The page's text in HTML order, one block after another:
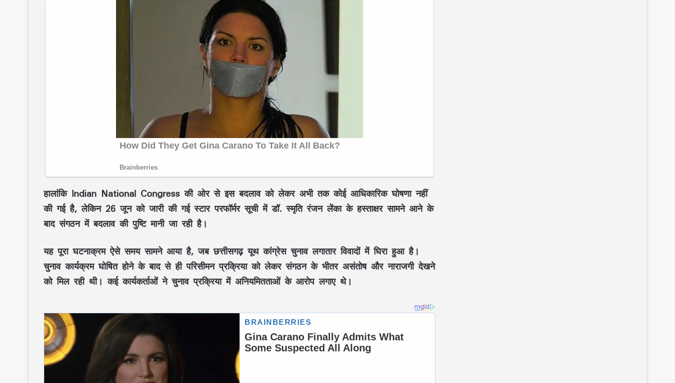
हालांकि Indian National Congress की ओर से इस बदलाव को लेकर अभी तक कोई आधिकारिक घोषणा नहीं
की गई है, लेकिन 26 जून को जारी की गई स्टार परफॉर्मर सूची में डॉ. स्मृति रंजन लेंका के हस्ताक्षर सामने आने के
बाद संगठन में बदलाव की पुष्टि मानी जा रही है।
यह पूरा घटनाक्रम ऐसे समय सामने आया है, जब छत्तीसगढ़ यूथ कांग्रेस चुनाव लगातार विवादों में घिरा हुआ है।
चुनाव कार्यक्रम घोषित होने के बाद से ही परिसीमन प्रक्रिया को लेकर संगठन के भीतर असंतोष और नाराजगी देखने
को मिल रही थी। कई कार्यकर्ताओं ने चुनाव प्रक्रिया में अनियमितताओं के आरोप लगाए थे।